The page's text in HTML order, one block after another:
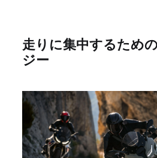
走りに集中するため
ジー